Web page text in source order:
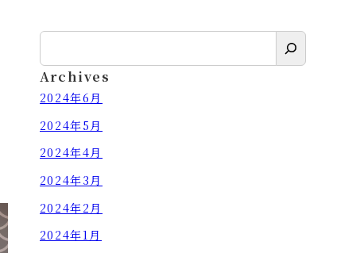
索
Archives
2024年6月
2024年5月
2024年4月
2024年3月
2024年2月
2024年1月